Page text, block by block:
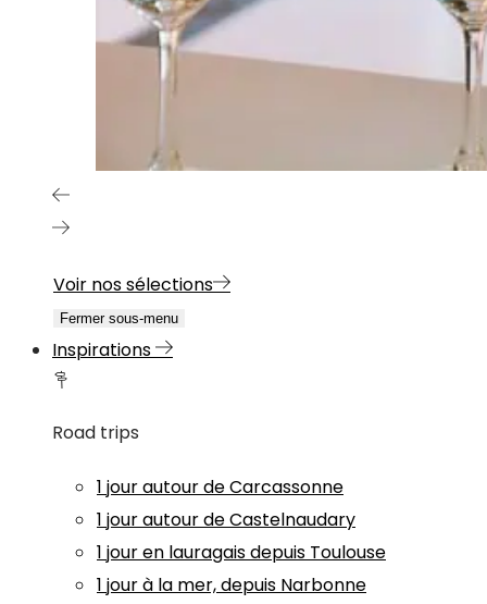
Voir nos sélections
Fermer sous-menu
Inspirations
Road trips
1 jour autour de Carcassonne
1 jour autour de Castelnaudary
1 jour en lauragais depuis Toulouse
1 jour à la mer, depuis Narbonne